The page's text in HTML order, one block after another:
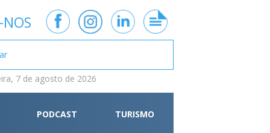
7 de agosto de 2026
PODCAST TURISMO